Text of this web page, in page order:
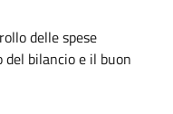
delle spese
bilancio e il buon